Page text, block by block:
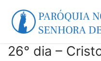
para
26° dia –